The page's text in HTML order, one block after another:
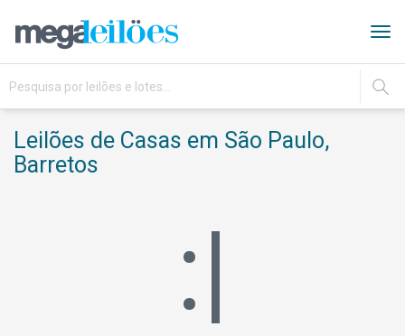
IR
Leilões de Casas em São Paulo,
Barretos
:|